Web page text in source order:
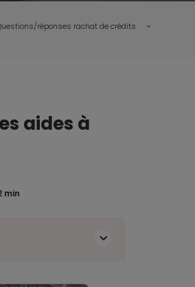
réponses rachat de crédits
aides à
min